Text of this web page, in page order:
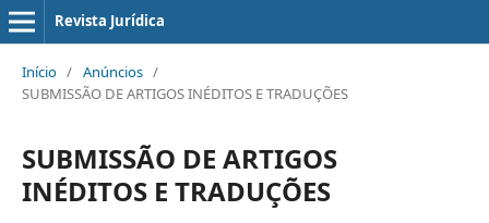
Revista Jurídica
Início / Anúncios /
SUBMISSÃO DE ARTIGOS INÉDITOS E TRADUÇÕES
SUBMISSÃO DE ARTIGOS
INÉDITOS E TRADUÇÕES